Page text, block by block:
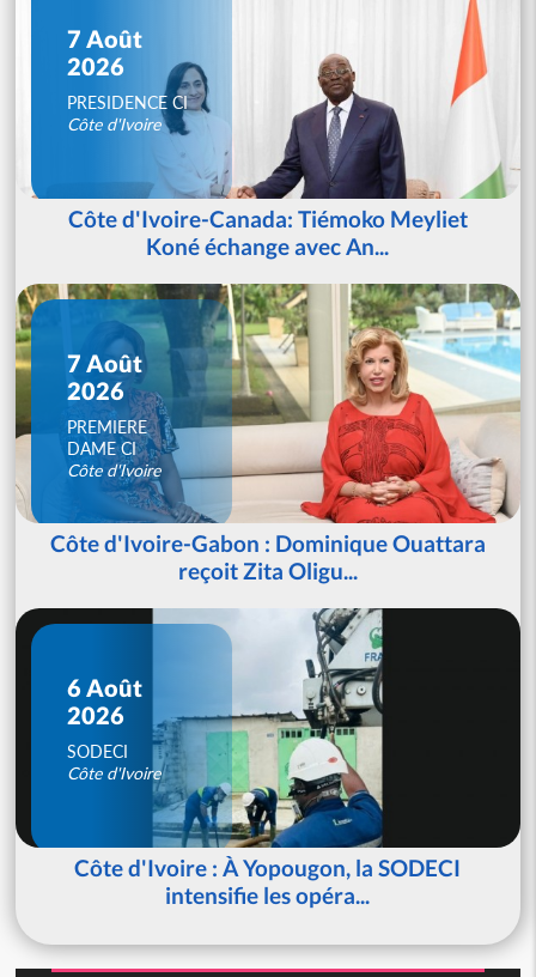
7 Août
2026
PRESIDENCE CI
Côte d'Ivoire
Côte d'Ivoire-Canada: Tiémoko Meyliet
Koné échange avec An...
7 Août
2026
PREMIERE
DAME CI
Côte d'Ivoire
Côte d'Ivoire-Gabon : Dominique Ouattara
reçoit Zita Oligu...
6 Août
2026
SODECI
Côte d'Ivoire
Côte d'Ivoire : À Yopougon, la SODECI
intensifie les opéra...